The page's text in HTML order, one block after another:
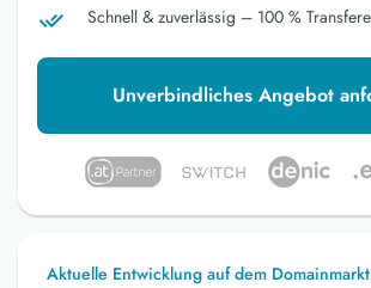
Schnell & zuverlässig – 100 %
Unverbindliches Angebot
Aktuelle Entwicklung auf dem Domainmarkt